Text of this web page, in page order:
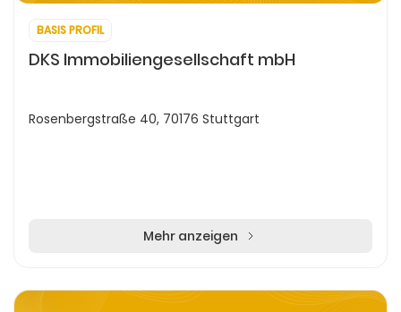
BASIS PROFIL
DKS Immobiliengesellschaft mbH
Rosenbergstraße 40, 70176 Stuttgart
Mehr anzeigen